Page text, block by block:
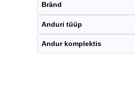
Bränd
Anduri tüüp
Andur komplektis